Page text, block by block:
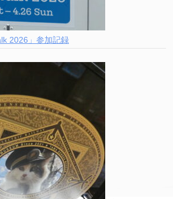
2026」参加記録